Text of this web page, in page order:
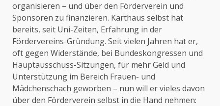
organisieren – und über den Förderverein und
Sponsoren zu finanzieren. Karthaus selbst hat
bereits, seit Uni-Zeiten, Erfahrung in der
Fördervereins-Gründung. Seit vielen Jahren hat er,
oft gegen Widerstände, bei Bundeskongressen und
Hauptausschuss-Sitzungen, für mehr Geld und
Unterstützung im Bereich Frauen- und
Mädchenschach geworben – nun will er vieles davon
über den Förderverein selbst in die Hand nehmen: